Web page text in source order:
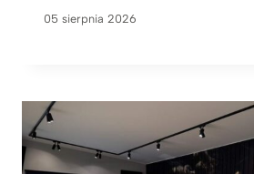
05 sierpnia 2026